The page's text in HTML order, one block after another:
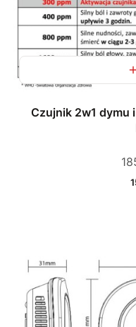
Czujnik 2w1 dymu